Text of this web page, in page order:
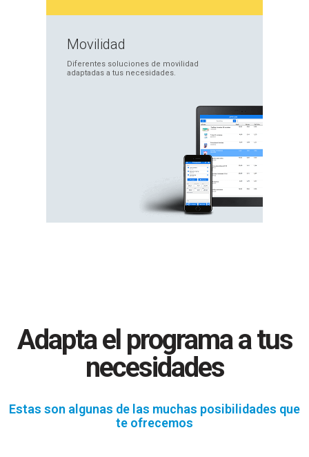
Movilidad
Diferentes soluciones de movilidad
adaptadas a tus necesidades.
Adapta el programa a tus
necesidades
Estas son algunas de las muchas posibilidades que
te ofrecemos